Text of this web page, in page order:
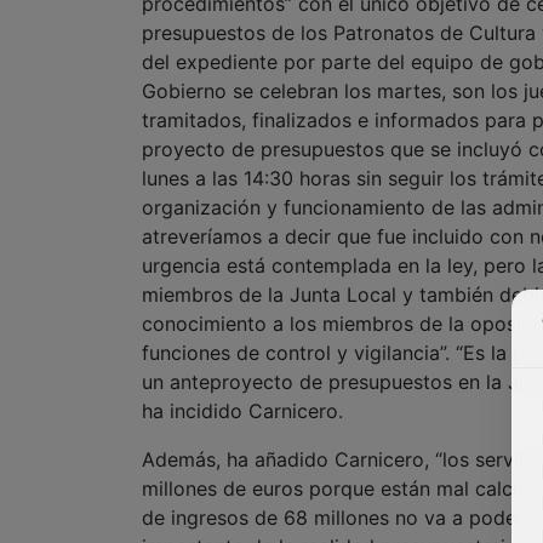
presupuestos de los Patronatos de
del expediente por parte del equipo de
Gobierno se celebran los martes, son los
tramitados, finalizados e informados para
proyecto de presupuestos que se incluyó
lunes a las 14:30 horas sin seguir los
organización y funcionamiento de las
atreveríamos a decir que fue incluido con
urgencia está contemplada en la ley, pero
miembros de la Junta Local y también
conocimiento a los miembros de la
funciones de control y vigilancia”. “Es la
un anteproyecto de presupuestos en la
ha incidido Carnicero.
Además, ha añadido Carnicero, “los
millones de euros porque están mal
de ingresos de 68 millones no va a poder